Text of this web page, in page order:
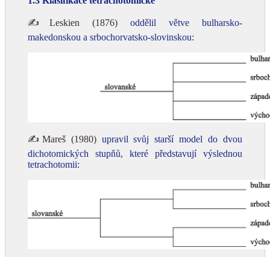
✍Leskien (1876)oddělil větve bulharsko-
makedonskou a srbochorvatsko-slovinskou:
✍Mareš (1980)upravil svůj starší model do dvou
dichotomických stupňů, které představují výslednou
tetrachotomii: